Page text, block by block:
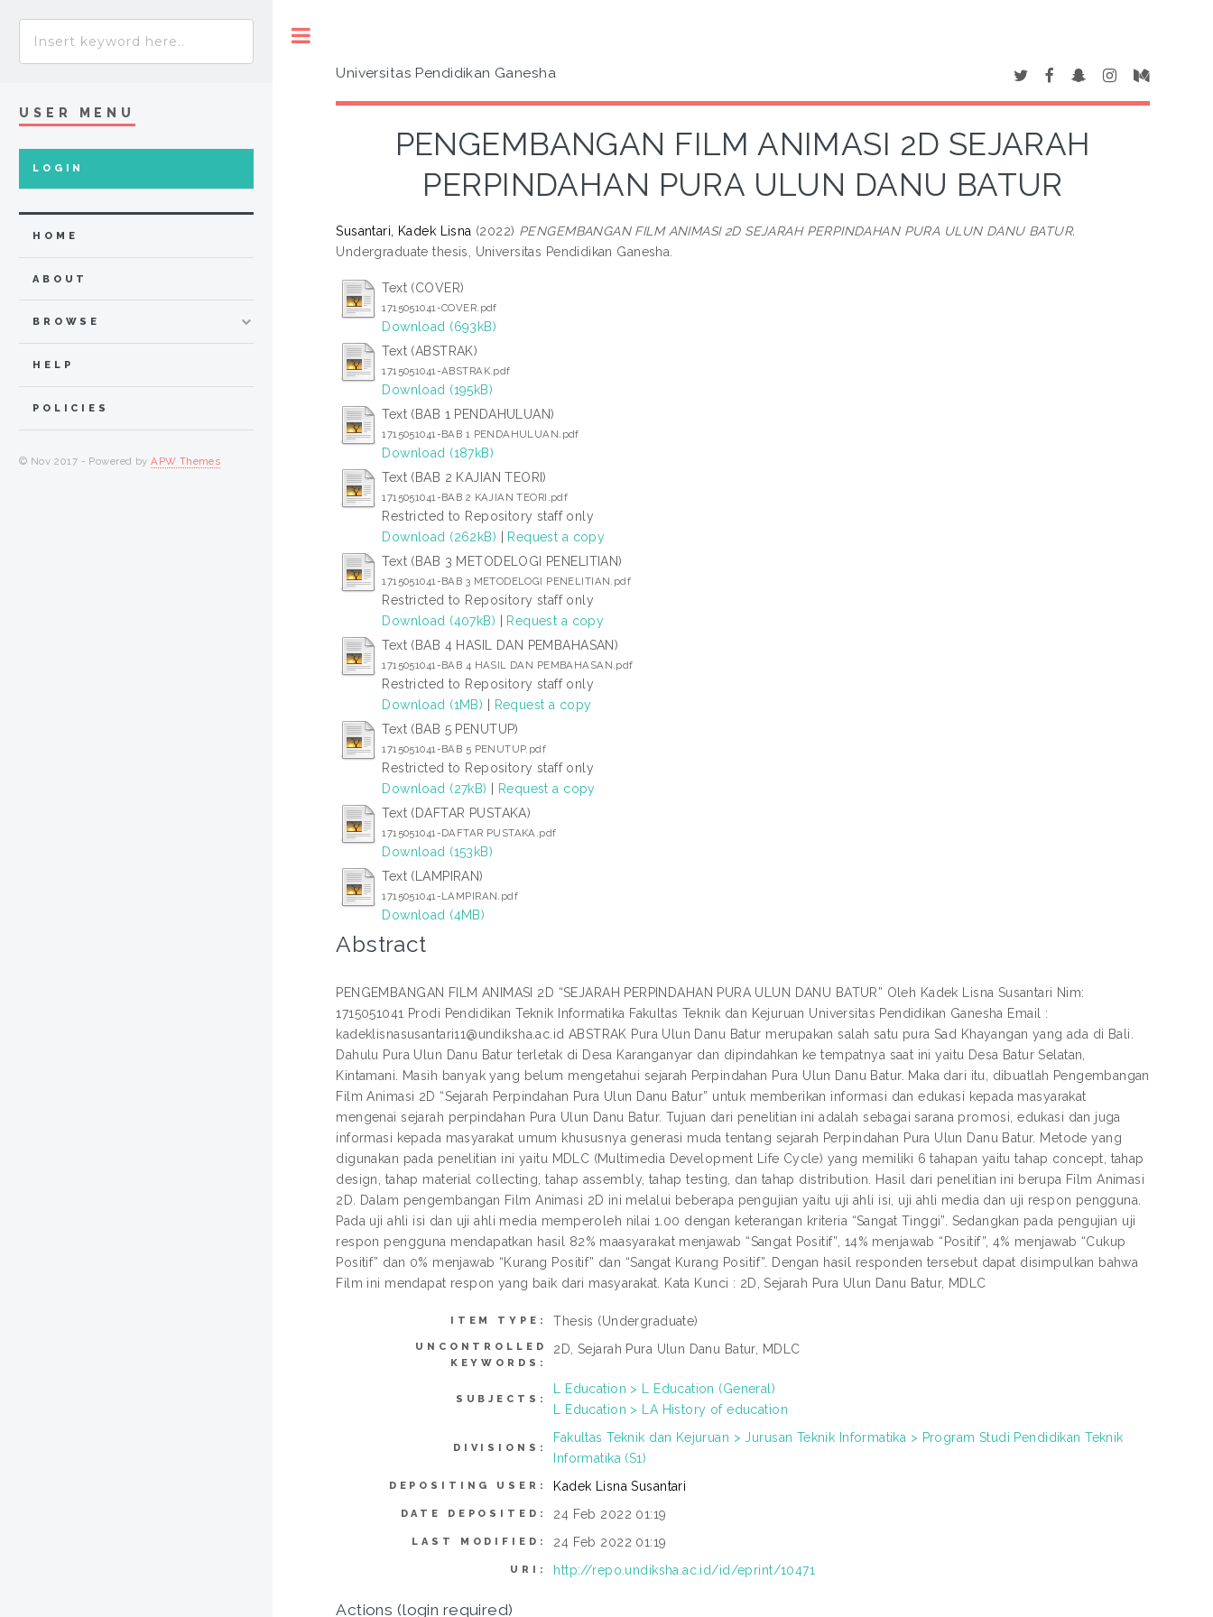
Universitas Pendidikan Ganesha
PENGEMBANGAN FILM ANIMASI 2D SEJARAH
PERPINDAHAN PURA ULUN DANU BATUR
Susantari, Kadek Lisna (2022) PENGEMBANGAN FILM ANIMASI 2D SEJARAH PERPINDAHAN PURA ULUN DANU BATUR.
Undergraduate thesis, Universitas Pendidikan Ganesha.
Text (COVER)
1715051041-COVER.pdf
Download (693kB)
Text (ABSTRAK)
1715051041-ABSTRAK.pdf
Download (195kB)
Text (BAB 1 PENDAHULUAN)
1715051041-BAB 1 PENDAHULUAN.pdf
Download (187kB)
Text (BAB 2 KAJIAN TEORI)
1715051041-BAB 2 KAJIAN TEORI.pdf
Restricted to Repository staff only
Download (262kB) | Request a copy
Text (BAB 3 METODELOGI PENELITIAN)
1715051041-BAB 3 METODELOGI PENELITIAN.pdf
Restricted to Repository staff only
Download (407kB) | Request a copy
Text (BAB 4 HASIL DAN PEMBAHASAN)
1715051041-BAB 4 HASIL DAN PEMBAHASAN.pdf
Restricted to Repository staff only
Download (1MB) | Request a copy
Text (BAB 5 PENUTUP)
1715051041-BAB 5 PENUTUP.pdf
Restricted to Repository staff only
Download (27kB) | Request a copy
Text (DAFTAR PUSTAKA)
1715051041-DAFTAR PUSTAKA.pdf
Download (153kB)
Text (LAMPIRAN)
1715051041-LAMPIRAN.pdf
Download (4MB)
Abstract
PENGEMBANGAN FILM ANIMASI 2D “SEJARAH PERPINDAHAN PURA ULUN DANU BATUR” Oleh Kadek Lisna Susantari Nim:
1715051041 Prodi Pendidikan Teknik Informatika Fakultas Teknik dan Kejuruan Universitas Pendidikan Ganesha Email :
kadeklisnasusantari11@undiksha.ac.id ABSTRAK Pura Ulun Danu Batur merupakan salah satu pura Sad Khayangan yang ada di Bali.
Dahulu Pura Ulun Danu Batur terletak di Desa Karanganyar dan dipindahkan ke tempatnya saat ini yaitu Desa Batur Selatan,
Kintamani. Masih banyak yang belum mengetahui sejarah Perpindahan Pura Ulun Danu Batur. Maka dari itu, dibuatlah Pengembangan
Film Animasi 2D “Sejarah Perpindahan Pura Ulun Danu Batur” untuk memberikan informasi dan edukasi kepada masyarakat
mengenai sejarah perpindahan Pura Ulun Danu Batur. Tujuan dari penelitian ini adalah sebagai sarana promosi, edukasi dan juga
informasi kepada masyarakat umum khususnya generasi muda tentang sejarah Perpindahan Pura Ulun Danu Batur. Metode yang
digunakan pada penelitian ini yaitu MDLC (Multimedia Development Life Cycle) yang memiliki 6 tahapan yaitu tahap concept, tahap
design, tahap material collecting, tahap assembly, tahap testing, dan tahap distribution. Hasil dari penelitian ini berupa Film Animasi
2D. Dalam pengembangan Film Animasi 2D ini melalui beberapa pengujian yaitu uji ahli isi, uji ahli media dan uji respon pengguna.
Pada uji ahli isi dan uji ahli media memperoleh nilai 1.00 dengan keterangan kriteria “Sangat Tinggi”. Sedangkan pada pengujian uji
respon pengguna mendapatkan hasil 82% maasyarakat menjawab “Sangat Positif”, 14% menjawab “Positif”, 4% menjawab “Cukup
Positif” dan 0% menjawab “Kurang Positif” dan “Sangat Kurang Positif”. Dengan hasil responden tersebut dapat disimpulkan bahwa
Film ini mendapat respon yang baik dari masyarakat. Kata Kunci : 2D, Sejarah Pura Ulun Danu Batur, MDLC
ITEM TYPE: Thesis (Undergraduate)
UNCONTROLLED
KEYWORDS:
2D, Sejarah Pura Ulun Danu Batur, MDLC
SUBJECTS:
L Education > L Education (General)
L Education > LA History of education
DIVISIONS:
Fakultas Teknik dan Kejuruan > Jurusan Teknik Informatika > Program Studi Pendidikan Teknik
Informatika (S1)
DEPOSITING USER: Kadek Lisna Susantari
DATE DEPOSITED: 24 Feb 2022 01:19
LAST MODIFIED: 24 Feb 2022 01:19
URI: http://repo.undiksha.ac.id/id/eprint/10471
Actions (login required)
USER MENU
LOGIN
HOME
ABOUT
BROWSE
HELP
POLICIES
© Nov 2017 - Powered byAPW Themes